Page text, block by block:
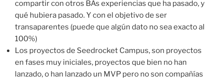
compartir con otros BAs experiencias que ha pasado, y
qué hubiera pasado. Y con el objetivo de ser
transaparentes (puede que algún dato no sea exacto al
100%)
Los proyectos de Seedrocket Campus, son proyectos
en fases muy iniciales, proyectos que bien no han
lanzado, o han lanzado un MVP pero no son compañías